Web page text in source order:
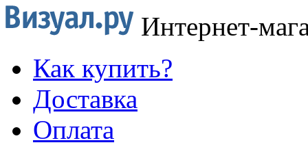
Интернет-
Как купить?
Доставка
Оплата